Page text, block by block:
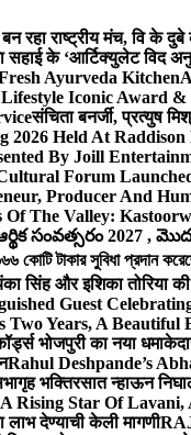
रहा राष्ट्रीय मंच, वि के
सहाई के ‘आर्टिक्युलेट विद
Ayurveda Kitchen
Iconic Award
संचिता बनर्जी, प्रत्युष
Held At
By Joill
Forum
Producer And
Of The Valley:
సంవత్సరం 2027 ,
টাকার সুবিধা প্রদান
सिंह और इशिका तोरिया
Guest
Years, A
भोजपुरी का नया
Rahul Deshpande’s
भक्तिरसात न्हाऊन
Rising Star Of Lavani,
देण्याची केली मागणी